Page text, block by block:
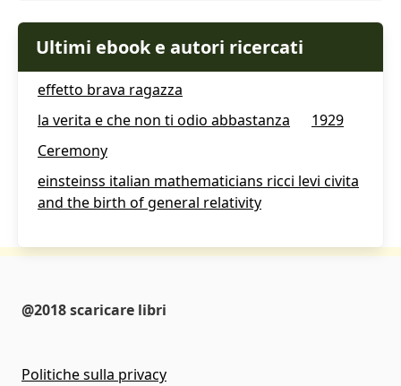
Ultimi ebook e autori ricercati
effetto brava ragazza
la verita e che non ti odio abbastanza
1929
Ceremony
einsteinss italian mathematicians ricci levi civita
and the birth of general relativity
@2018 scaricare libri
Politiche sulla privacy